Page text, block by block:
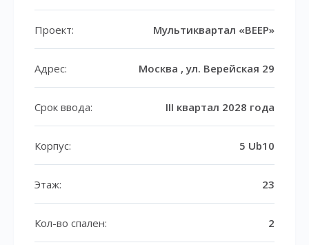
Проект: Мультиквартал «ВЕЕР»
Адрес: Москва , ул. Верейская 29
Срок ввода: III квартал 2028 года
Корпус: 5 Ub10
Этаж: 23
Кол-во спален: 2